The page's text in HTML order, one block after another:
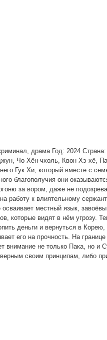
драма Год: 2024
Чо Хён-чхоль, Квон Хэ-хё,
Гук Хи, который вместе с
благополучия они
за вором, даже не
к влиятельному
местный язык,
которые видят в нём угрозу.
деньги и вернуться в
его на прочность. На
внимание не только Пака, но
своим принципам, либо